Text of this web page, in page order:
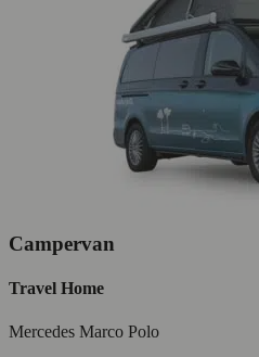
Campervan
Travel Home
Mercedes Marco Polo